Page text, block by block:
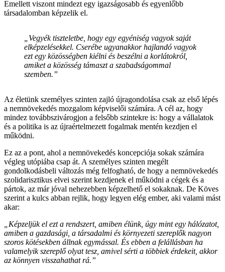
Emellett viszont mindezt egy igazságosabb és egyenlőbb
társadalomban képzelik el.
„Vegyék tiszteletbe, hogy egy egyéniség vagyok saját
elképzelésekkel. Cserébe ugyanakkor hajlandó vagyok
ezt egy közösségben kiélni és beszélni a korlátokról,
amiket a közösség támaszt a szabadságommal
szemben.”
Az életünk személyes szinten zajló újragondolása csak az első lépés
a nemnövekedés mozgalom képviselői számára. A cél az, hogy
mindez továbbszivárogjon a felsőbb szintekre is: hogy a vállalatok
és a politika is az újraértelmezett fogalmak mentén kezdjen el
működni.
Ez az a pont, ahol a nemnövekedés koncepciója sokak számára
végleg utópiába csap át. A személyes szinten megélt
gondolkodásbeli változás még felfogható, de hogy a nemnövekedés
szolidarisztikus elvei szerint kezdjenek el működni a cégek és a
pártok, az már jóval nehezebben képzelhető el sokaknak. De Köves
szerint a kulcs abban rejlik, hogy legyen elég ember, aki valami mást
akar:
„Képzeljük el ezt a rendszert, amiben élünk, úgy mint egy hálózatot,
amiben a gazdasági, a társadalmi és környezeti szereplők nagyon
szoros kötésekben állnak egymással. És ebben a felállásban ha
valamelyik szereplő olyat tesz, amivel sérti a többiek érdekeit, akkor
az könnyen visszahathat rá.”